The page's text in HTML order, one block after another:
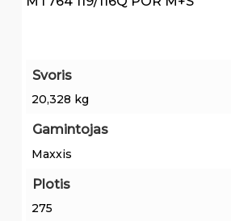
Svoris
20,328 kg
Gamintojas
Maxxis
Plotis
275